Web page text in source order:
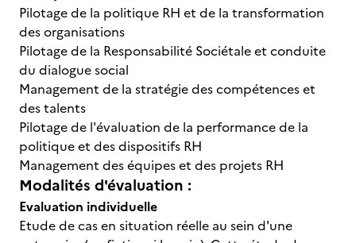
Pilotage de la politique RH et de la transformation
des organisations
Pilotage de la Responsabilité Sociétale et conduite
du dialogue social
Management de la stratégie des compétences et
des talents
Pilotage de l'évaluation de la performance de la
politique et des dispositifs RH
Management des équipes et des projets RH
Modalités d'évaluation :
Evaluation individuelle
Etude de cas en situation réelle au sein d'une